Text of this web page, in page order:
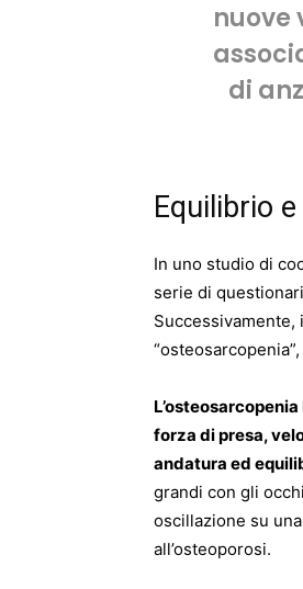
nuove
di
Equilibrio
In uno studio di
serie di
Successivamente,
forza di presa,
andatura ed
grandi con gli
oscillazione su
all’osteoporosi.